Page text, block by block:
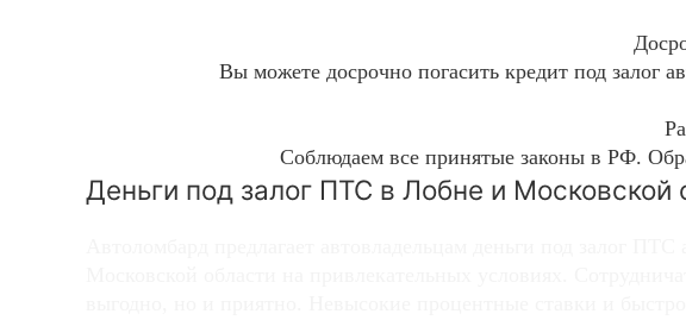
Вы можете досрочно погасить кредит под залог
Соблюдаем все принятые законы в РФ.
Деньги под залог ПТС в Лобне и Московской